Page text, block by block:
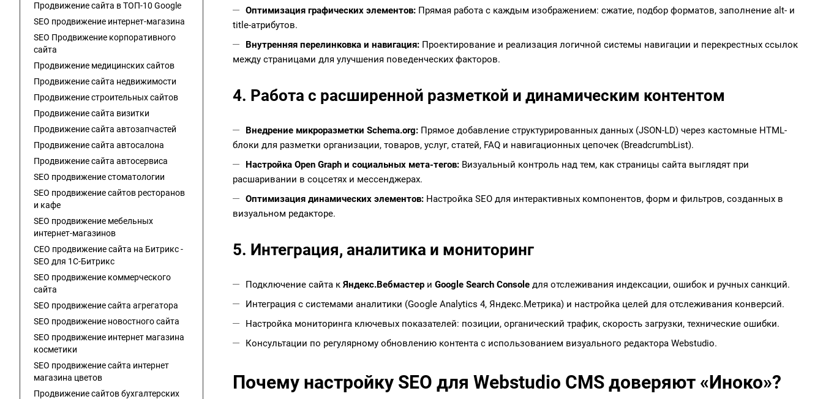
Оптимизация графических элементов: Прямая работа с каждым изображением: сжатие, подбор форматов, заполнение alt- и
title-атрибутов.
Внутренняя перелинковка и навигация: Проектирование и реализация логичной системы навигации и перекрестных ссылок
между страницами для улучшения поведенческих факторов.
4. Работа с расширенной разметкой и динамическим контентом
Внедрение микроразметки Schema.org: Прямое добавление структурированных данных (JSON-LD) через кастомные HTML-
блоки для разметки организации, товаров, услуг, статей, FAQ и навигационных цепочек (BreadcrumbList).
Настройка Open Graph и социальных мета-тегов: Визуальный контроль над тем, как страницы сайта выглядят при
расшаривании в соцсетях и мессенджерах.
Оптимизация динамических элементов: Настройка SEO для интерактивных компонентов, форм и фильтров, созданных в
визуальном редакторе.
5. Интеграция, аналитика и мониторинг
Подключение сайта к Яндекс.Вебмастер и Google Search Console для отслеживания индексации, ошибок и ручных санкций.
Интеграция с системами аналитики (Google Analytics 4, Яндекс.Метрика) и настройка целей для отслеживания конверсий.
Настройка мониторинга ключевых показателей: позиции, органический трафик, скорость загрузки, технические ошибки.
Консультации по регулярному обновлению контента с использованием визуального редактора Webstudio.
Почему настройку SEO для Webstudio CMS доверяют «Иноко»?
Продвижение сайта в ТОП-10 Google
SEO продвижение интернет-магазина
SEO Продвижение корпоративного
сайта
Продвижение медицинских сайтов
Продвижение сайта недвижимости
Продвижение строительных сайтов
Продвижение сайта визитки
Продвижение сайта автозапчастей
Продвижение сайта автосалона
Продвижение сайта автосервиса
SEO продвижение стоматологии
SEO продвижение сайтов ресторанов
и кафе
SEO продвижение мебельных
интернет-магазинов
СЕО продвижение сайта на Битрикс -
SEO для 1C-Битрикс
SEO продвижение коммерческого
сайта
SEO продвижение сайта агрегатора
SEO продвижение новостного сайта
SEO продвижение интернет магазина
косметики
SEO продвижение сайта интернет
магазина цветов
Продвижение сайтов бухгалтерских